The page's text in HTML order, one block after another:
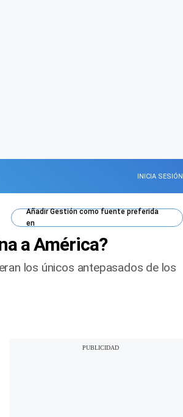
INICIA SESIÓN
AñadirGestióncomo fuente preferida
en
a América?
los únicos antepasados de los